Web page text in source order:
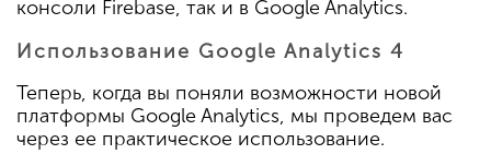
консоли Firebase, так и в Google Analytics.
Использование Google Analytics 4
Теперь, когда вы поняли возможности новой
платформы Google Analytics, мы проведем вас
через ее практическое использование.